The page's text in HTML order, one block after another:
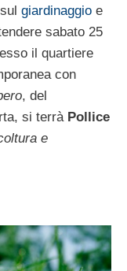
giardinaggio e
sabato 25
il quartiere
con
, del
si terrà Pollice
e